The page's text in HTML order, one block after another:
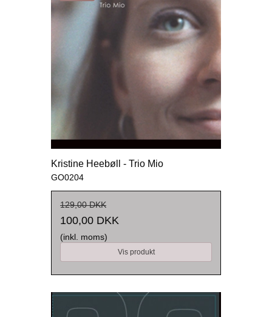
Kristine Heebøll - Trio Mio
GO0204
129,00 DKK
100,00 DKK
(inkl. moms)
Vis produkt